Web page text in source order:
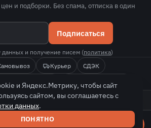
и подборки. Без спама, отписка в один
Подписаться
данных и получение писем (политика)
Курьер
СДЭК
при получении
Безналичный расчёт
· гарантия нашего магазина (РФ) · не серый
подлинность
реселлер с собственной гарантией. Цены и
и Яндекс.Метрику, чтобы сайт
сайтом, вы соглашаетесь с
данных.
ПОНЯТНО